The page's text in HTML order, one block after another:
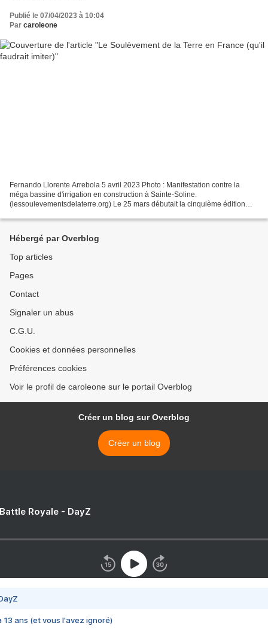
Publié le 07/04/2023 à 10:04
Par caroleone
Fernando Llorente Arrebola 5 avril 2023 Photo : Manifestation contre la
méga bassine d'irrigation en construction à Sainte-Soline.
(lessoulevementsdelaterre.org) Le 25 mars débutait la cinquième édition
Hébergé par Overblog
Top articles
Pages
Contact
Signaler un abus
C.G.U.
Cookies et données personnelles
Préférences cookies
Voir le profil de caroleone sur le portail Overblog
Créer un blog sur Overblog
Créer un blog
Royale - DayZ
13 ans (et vous l'avez ignoré)